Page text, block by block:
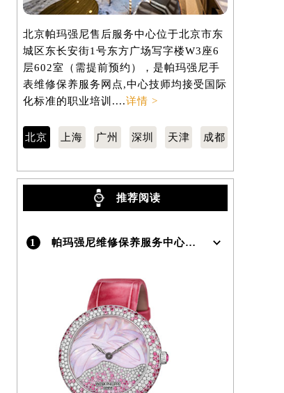
北京帕玛强尼售后服务中心位于北京市东
城区东长安街1号东方广场写字楼W3座6
层602室（需提前预约），是帕玛强尼手
表维修保养服务网点,中心技师均接受国际
化标准的职业培训....详情 >
北京 上海 广州 深圳 天津 成都
推荐阅读
1 帕玛强尼维修保养服务中心介绍 | Parmigiani